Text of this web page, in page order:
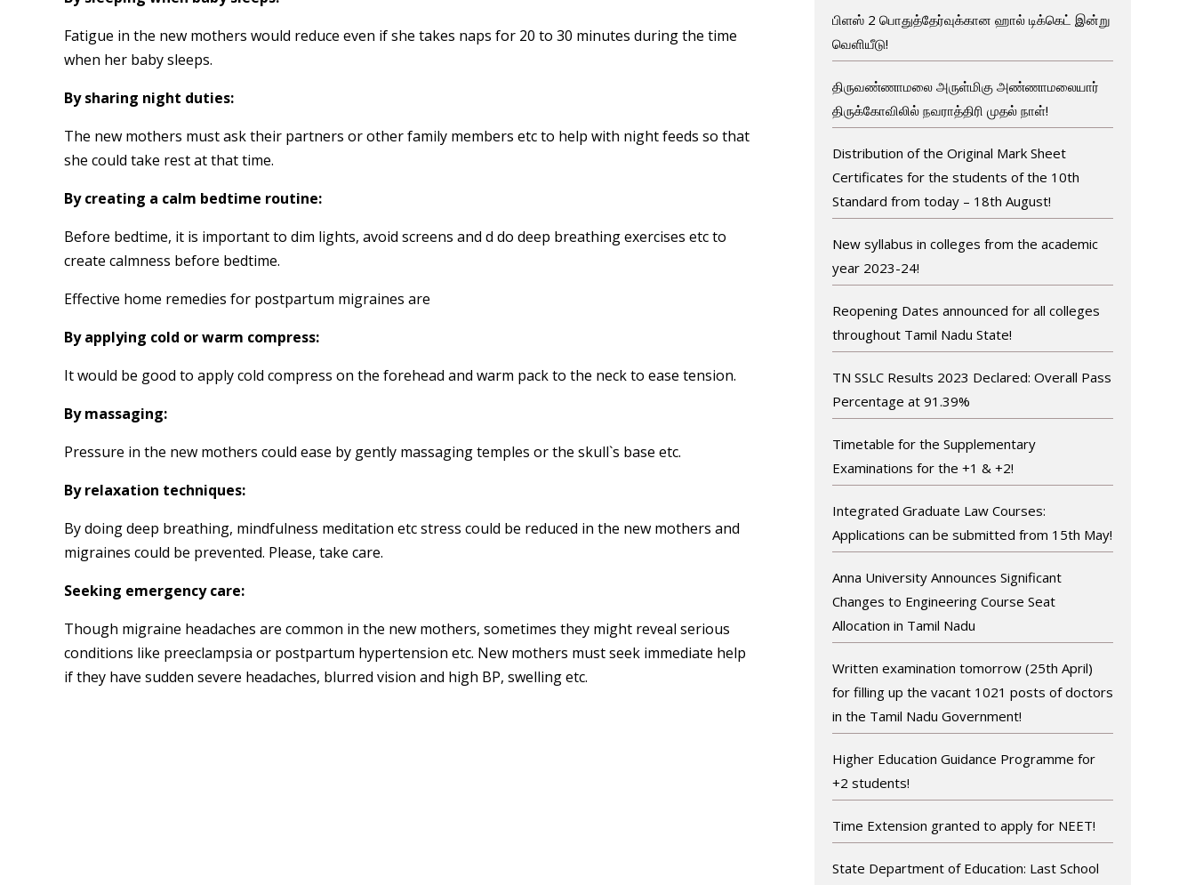
Fatigue in the new mothers would reduce even if she takes naps for 20 to 30 minutes during the time
when her baby sleeps.
By sharing night duties:
The new mothers must ask their partners or other family members etc to help with night feeds so that
she could take rest at that time.
By creating a calm bedtime routine:
Before bedtime, it is important to dim lights, avoid screens and d do deep breathing exercises etc to
create calmness before bedtime.
Effective home remedies for postpartum migraines are
By applying cold or warm compress:
It would be good to apply cold compress on the forehead and warm pack to the neck to ease tension.
By massaging:
Pressure in the new mothers could ease by gently massaging temples or the skull`s base etc.
By relaxation techniques:
By doing deep breathing, mindfulness meditation etc stress could be reduced in the new mothers and
migraines could be prevented. Please, take care.
Seeking emergency care:
Though migraine headaches are common in the new mothers, sometimes they might reveal serious
conditions like preeclampsia or postpartum hypertension etc. New mothers must seek immediate help
if they have sudden severe headaches, blurred vision and high BP, swelling etc.
பிளஸ் 2 பொதுத்தேர்வுக்கான ஹால் டிக்கெட் இன்று
வெளியீடு!
திருவண்ணாமலை அருள்மிகு அண்ணாமலையார்
திருக்கோவிலில் நவராத்திரி முதல் நாள்!
Distribution of the Original Mark Sheet
Certificates for the students of the 10th
Standard from today – 18th August!
New syllabus in colleges from the academic
year 2023-24!
Reopening Dates announced for all colleges
throughout Tamil Nadu State!
TN SSLC Results 2023 Declared: Overall Pass
Percentage at 91.39%
Timetable for the Supplementary
Examinations for the +1 & +2!
Integrated Graduate Law Courses:
Applications can be submitted from 15th May!
Anna University Announces Significant
Changes to Engineering Course Seat
Allocation in Tamil Nadu
Written examination tomorrow (25th April)
for filling up the vacant 1021 posts of doctors
in the Tamil Nadu Government!
Higher Education Guidance Programme for
+2 students!
Time Extension granted to apply for NEET!
State Department of Education: Last School